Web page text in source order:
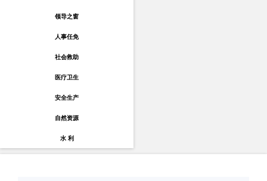
领导之窗
人事任免
社会救助
医疗卫生
安全生产
自然资源
水 利